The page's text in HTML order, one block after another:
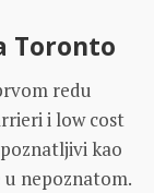
Toronto
redu
i low cost
kao
nepoznatom.